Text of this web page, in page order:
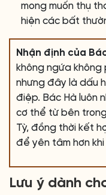
mong muốn thụ
hiện các bất
Nhận định của
không ngứa không
nhưng đây là dấu
điệp. Bác Hà luôn
cơ thể từ bên
Tỳ, đồng thời kết
để yên tâm hơn
Lưu ý dành